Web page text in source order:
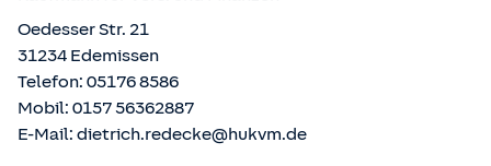
Oedesser Str. 21
31234 Edemissen
Telefon: 05176 8586
Mobil: 0157 56362887
E-Mail: dietrich.redecke@hukvm.de